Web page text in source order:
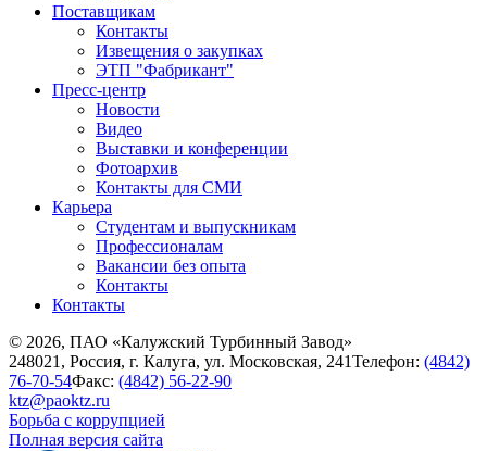
Поставщикам
Контакты
Извещения о закупках
ЭТП "Фабрикант"
Пресс-центр
Новости
Видео
Выставки и конференции
Фотоархив
Контакты для СМИ
Карьера
Студентам и выпускникам
Профессионалам
Вакансии без опыта
Контакты
Контакты
© 2026, ПАО «Калужский Турбинный Завод»
248021, Россия, г. Калуга, ул. Московская, 241Телефон: (4842)
76-70-54Факс: (4842) 56-22-90
ktz@paoktz.ru
Борьба с коррупцией
Полная версия сайта